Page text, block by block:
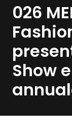
026
Show